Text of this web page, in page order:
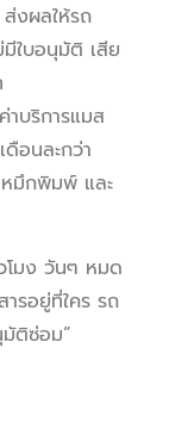
งผลให้รถ
ใบอนุมัติ เสีย
บริการแมส
อนละกว่า
มึกพิมพ์ และ
โมง วันๆ หมด
ารอยู่ที่ใคร รถ
มัติซ่อม”